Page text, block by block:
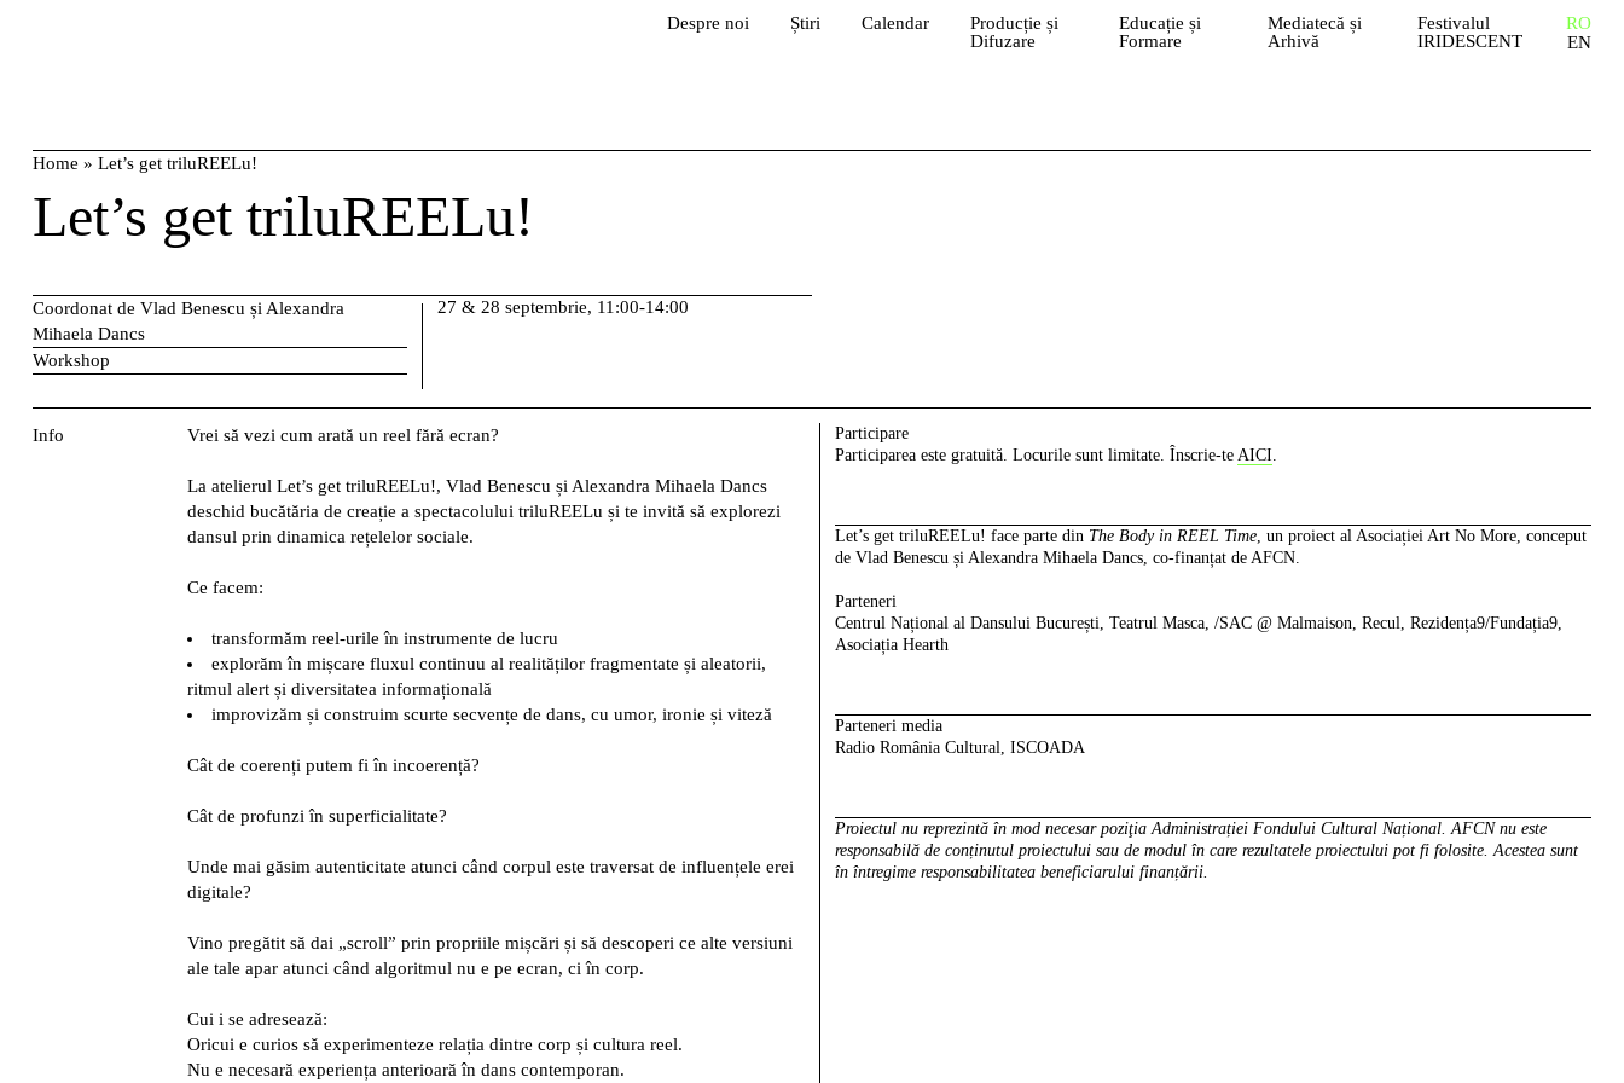
Despre noi Știri Calendar
Producție și
Difuzare
Educație și
Formare
Mediatecă și
Arhivă
Festivalul
IRIDESCENT
RO
EN
Home » Let’s get triluREELu!
Let’s get triluREELu!
Coordonat de Vlad Benescu și Alexandra
Mihaela Dancs
Workshop
27 & 28 septembrie, 11:00-14:00
Info Vrei să vezi cum arată un reel fără ecran?
La atelierul Let’s get triluREELu!, Vlad Benescu și Alexandra Mihaela Dancs
deschid bucătăria de creație a spectacolului triluREELu și te invită să explorezi
dansul prin dinamica rețelelor sociale.
Ce facem:
transformăm reel-urile în instrumente de lucru
explorăm în mișcare fluxul continuu al realităților fragmentate și aleatorii,
ritmul alert și diversitatea informațională
improvizăm și construim scurte secvențe de dans, cu umor, ironie și viteză
Cât de coerenți putem fi în incoerență?
Cât de profunzi în superficialitate?
Unde mai găsim autenticitate atunci când corpul este traversat de influențele erei
digitale?
Vino pregătit să dai „scroll” prin propriile mișcări și să descoperi ce alte versiuni
ale tale apar atunci când algoritmul nu e pe ecran, ci în corp.
Cui i se adresează:
Oricui e curios să experimenteze relația dintre corp și cultura reel.
Nu e necesară experiența anterioară în dans contemporan.
Participare
Participarea este gratuită. Locurile sunt limitate. Înscrie-te AICI.
Let’s get triluREELu! face parte din The Body in REEL Time, un proiect al Asociației Art No More, conceput
de Vlad Benescu și Alexandra Mihaela Dancs, co-finanțat de AFCN.
Parteneri
Centrul Național al Dansului București, Teatrul Masca, /SAC @ Malmaison, Recul, Rezidența9/Fundația9,
Asociația Hearth
Parteneri media
Radio România Cultural, ISCOADA
Proiectul nu reprezintă în mod necesar poziţia Administrației Fondului Cultural Național. AFCN nu este
responsabilă de conținutul proiectului sau de modul în care rezultatele proiectului pot fi folosite. Acestea sunt
în întregime responsabilitatea beneficiarului finanțării.